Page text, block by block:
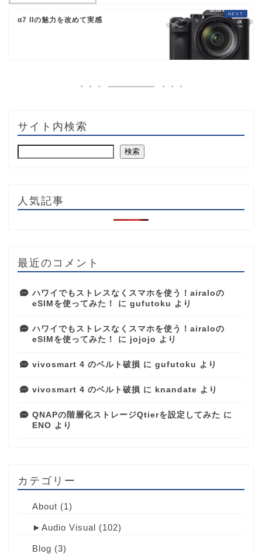
α7 IIの魅力を改めて実感
サイト内検索
検索
人気記事
最近のコメント
ハワイでもストレスなくスマホを使う！airaloの
eSIMを使ってみた！
に gufutoku より
ハワイでもストレスなくスマホを使う！airaloの
eSIMを使ってみた！
に jojojo より
vivosmart 4 のベルト破損 に gufutoku より
vivosmart 4 のベルト破損 に knandate より
QNAPの階層化ストレージQtierを設定してみた に
ENO より
カテゴリー
About (1)
► Audio Visual (102)
Blog (3)